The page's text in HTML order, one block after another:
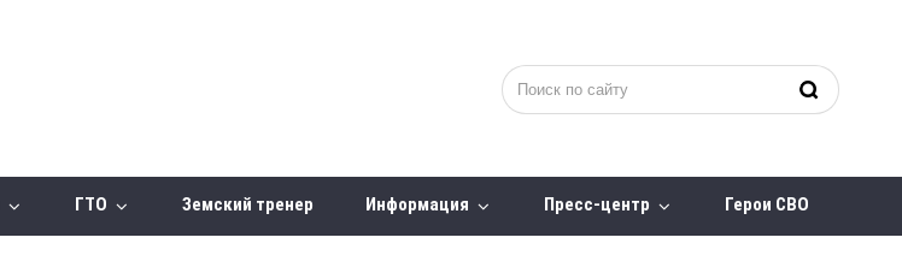
ГТО Земский тренер Информация Пресс-центр Герои СВО